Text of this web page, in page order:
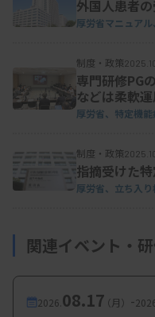
外国人患者
厚労省マニュア
制度・政策
専門研修PG
などは柔軟
厚労省、特定機
制度・政策
指摘受けた
厚労省、立ち入
関連イベント・
2026.08.17（月） -